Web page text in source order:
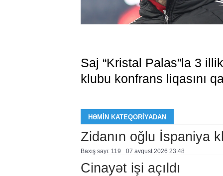
Saj “Kristal Palas”la 3
klubu konfrans liqasını
HƏMIN KATEQORIYADAN
Zidanın oğlu İspaniya
Baxış sayı: 119 07 avqust 2026 23:48
Cinayət işi açıldı